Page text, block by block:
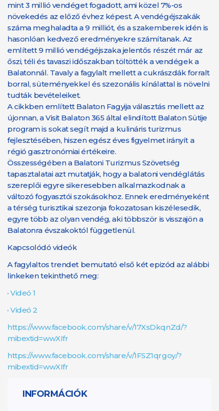
mint 3 millió vendéget fogadott, ami közel 7%-os
növekedés az előző évhez képest. A vendégéjszakák
száma meghaladta a 9 milliót, és a szakemberek idén is
hasonlóan kedvező eredményekre számítanak. Az
említett 9 millió vendégéjszaka jelentős részét már az
őszi, téli és tavaszi időszakban töltötték a vendégek a
Balatonnál. Tavaly a fagylalt mellett a cukrászdák forralt
borral, süteményekkel és szezonális kínálattal is növelni
tudták bevételeiket.
A cikkben említett Balaton Fagyija választás mellett az
újonnan, a Visit Balaton 365 által elindított Balaton Sütije
program is sokat segít majd a kulináris turizmus
fejlesztésében, hiszen egész éves figyelmet irányít a
régió gasztronómiai értékeire.
Összességében a Balatoni Turizmus Szövetség
tapasztalatai azt mutatják, hogy a balatoni vendéglátás
szereplői egyre sikeresebben alkalmazkodnak a
változó fogyasztói szokásokhoz. Ennek eredményeként
a térség turisztikai szezonja fokozatosan kiszélesedik,
egyre több az olyan vendég, aki többször is visszajön a
Balatonra évszakoktól függetlenül.
Kapcsolódó videók
A fagylaltos trendet bemutató első két epizód az alábbi
linkeken tekinthető meg:
·Videó 1
·Videó 2
https://www.facebook.com/share/v/17XsDkqnZd/?
mibextid=wwXIfr
https://www.facebook.com/share/v/1FSZ1qrgoy/?
mibextid=wwXIfr
INFORMÁCIÓK